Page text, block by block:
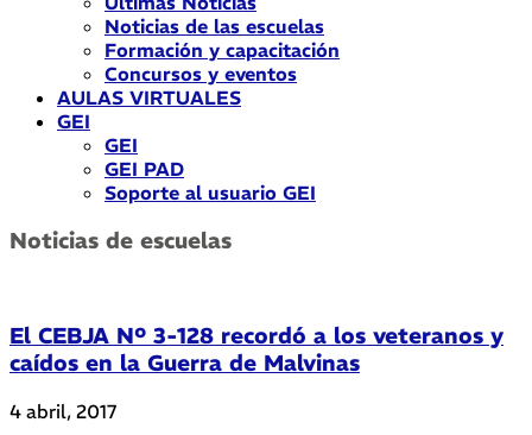
Noticias de las escuelas
Formación y capacitación
Concursos y eventos
AULAS VIRTUALES
GEI
GEI
GEI PAD
Soporte al usuario GEI
Noticias de escuelas
El CEBJA Nº 3-128 recordó a los veteranos y
caídos en la Guerra de Malvinas
4 abril, 2017